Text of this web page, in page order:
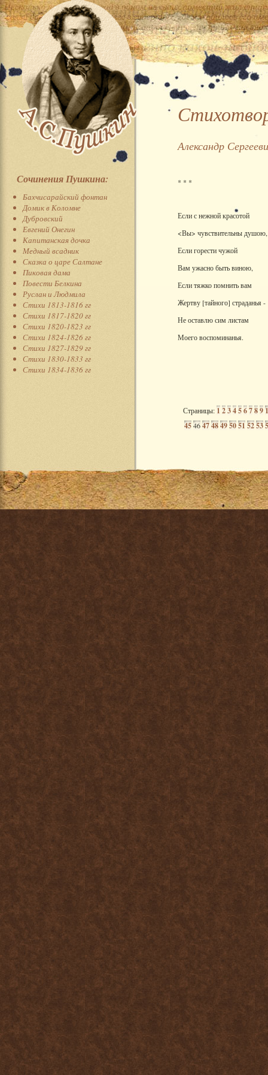
Сочинения Пушкина:
Бахчисарайский фонтан
Домик в Коломне
Дубровский
Евгений Онегин
Капитанская дочка
Медный всадник
Сказка о царе Салтане
Пиковая дама
Повести Белкина
Руслан и Людмила
Стихи 1813-1816 гг
Стихи 1817-1820 гг
Стихи 1820-1823 гг
Стихи 1824-1826 гг
Стихи 1827-1829 гг
Стихи 1830-1833 гг
Стихи 1834-1836 гг
Александр
* * *
Если с нежной красотой
<Вы> чувствительны душою,
Если горести чужой
Вам ужасно быть виною,
Если тяжко помнить вам
Жертву [тайного] страданья -
Не оставлю сим листам
Моего воспоминанья.
Страницы:1 23456789
454647484950515253